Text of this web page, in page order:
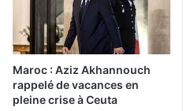
Maroc : Aziz Akhannouch
rappelé de vacances en
pleine crise à Ceuta